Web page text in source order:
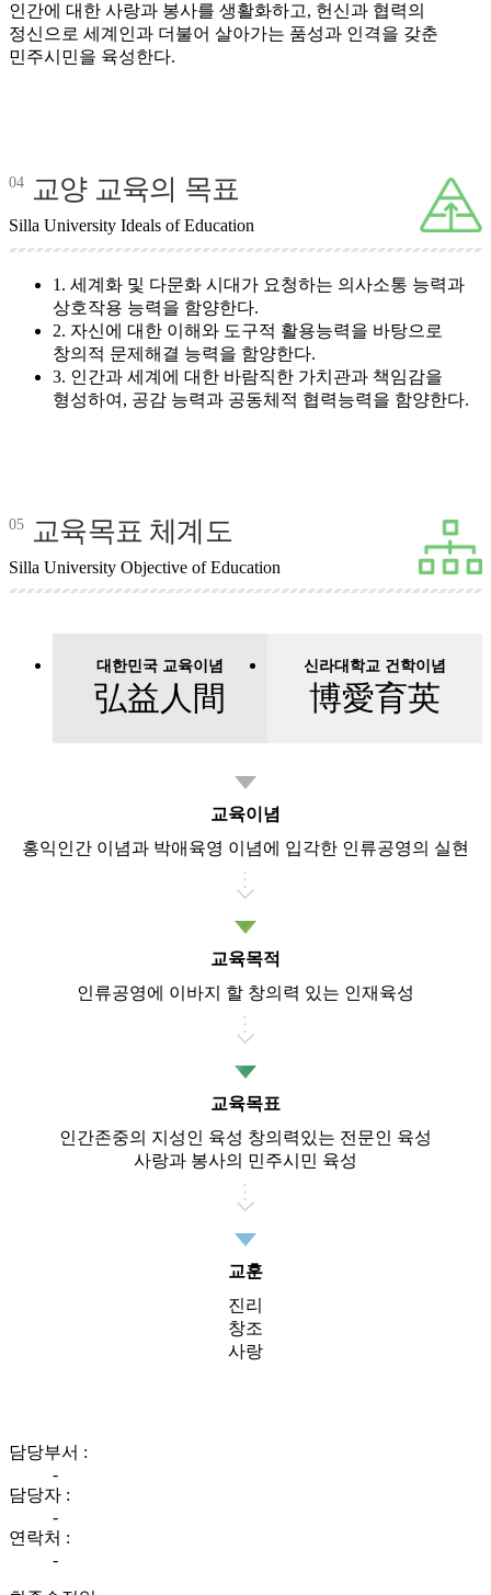
인간에 대한 사랑과 봉사를 생활화하고, 헌신과 협력의
정신으로 세계인과 더불어 살아가는 품성과 인격을 갖춘
민주시민을 육성한다.
04 교양 교육의 목표
Silla University Ideals of Education
1. 세계화 및 다문화 시대가 요청하는 의사소통 능력과
상호작용 능력을 함양한다.
2. 자신에 대한 이해와 도구적 활용능력을 바탕으로
창의적 문제해결 능력을 함양한다.
3. 인간과 세계에 대한 바람직한 가치관과 책임감을
형성하여, 공감 능력과 공동체적 협력능력을 함양한다.
05 교육목표 체계도
Silla University Objective of Education
대한민국 교육이념
弘益人間
신라대학교 건학이념
博愛育英
교육이념
홍익인간 이념과 박애육영 이념에 입각한 인류공영의 실현
교육목적
인류공영에 이바지 할 창의력 있는 인재육성
교육목표
인간존중의 지성인 육성 창의력있는 전문인 육성
사랑과 봉사의 민주시민 육성
교훈
진리
창조
사랑
담당부서 :
-
담당자 :
-
연락처 :
-